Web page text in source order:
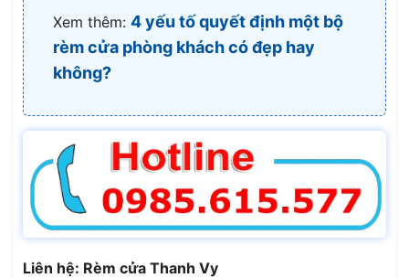
Xem thêm: 4 yếu tố quyết định một bộ
rèm cửa phòng khách có đẹp hay
không?
Liên hệ: Rèm cửa Thanh Vy